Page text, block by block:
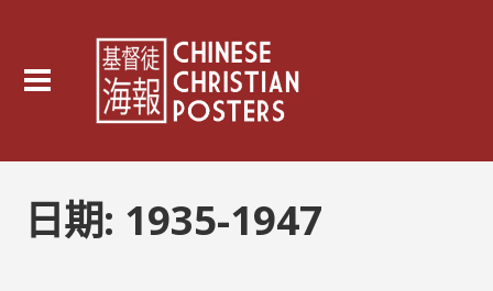
日期: 1935-1947